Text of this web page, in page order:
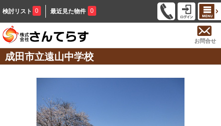
検討リスト 0 最近見た物件 0
お問合せ
成田市立遠山中学校